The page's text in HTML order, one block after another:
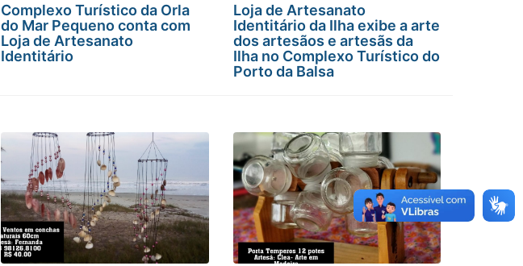
Complexo Turístico da Orla
do Mar Pequeno conta com
Loja de Artesanato
Identitário
Loja de Artesanato
Identitário da Ilha exibe a arte
dos artesãos e artesãs da
Ilha no Complexo Turístico do
Porto da Balsa